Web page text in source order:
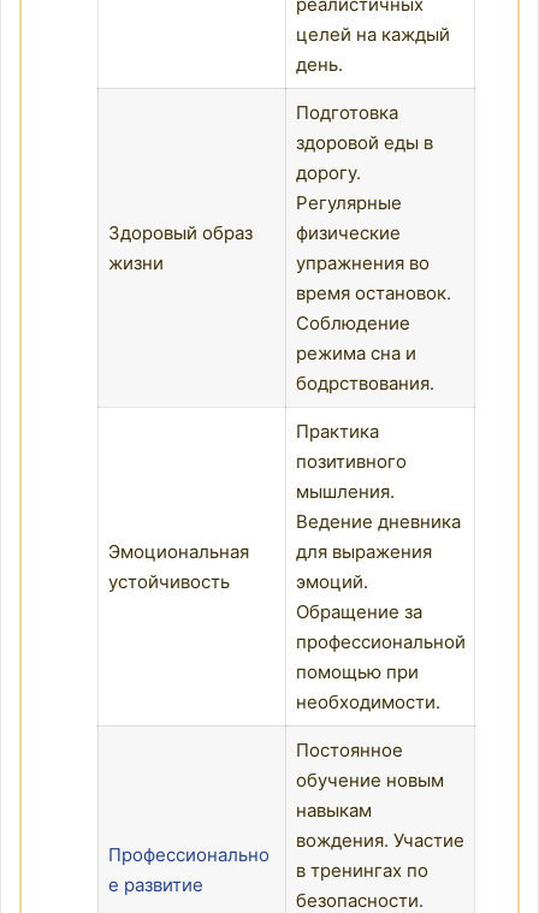
целей на каждый
день.
Здоровый образ
жизни
Подготовка
здоровой еды в
дорогу.
Регулярные
физические
упражнения во
время остановок.
Соблюдение
режима сна и
бодрствования.
Эмоциональная
устойчивость
Практика
позитивного
мышления.
Ведение дневника
для выражения
эмоций.
Обращение за
профессиональной
помощью при
необходимости.
Профессионально
е развитие
Постоянное
обучение новым
навыкам
вождения. Участие
в тренингах по
безопасности.